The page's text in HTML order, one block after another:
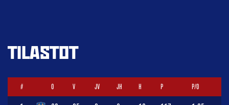
TILASTOT
# O V JV JH H P P/O